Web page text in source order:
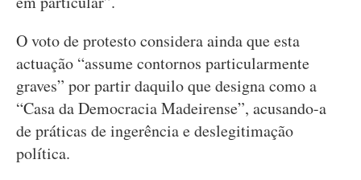
O voto de protesto considera ainda que esta
actuação “assume contornos particularmente
graves” por partir daquilo que designa como a
“Casa da Democracia Madeirense”, acusando-a
de práticas de ingerência e deslegitimação
política.